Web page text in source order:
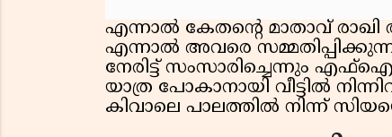
എന്നാൽ കേതന്റെ മാതാവ് രാഖി
എന്നാൽ അവരെ
നേരിട്ട് സംസാരിച്ചെന്നും
യാത്ര പോകാനായി വീട്ടിൽ
കിവാലെ പാലത്തിൽ നിന്ന്